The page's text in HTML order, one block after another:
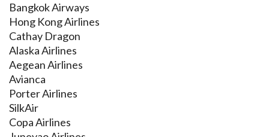
Bangkok Airways
Hong Kong Airlines
Cathay Dragon
Alaska Airlines
Aegean Airlines
Avianca
Porter Airlines
SilkAir
Copa Airlines